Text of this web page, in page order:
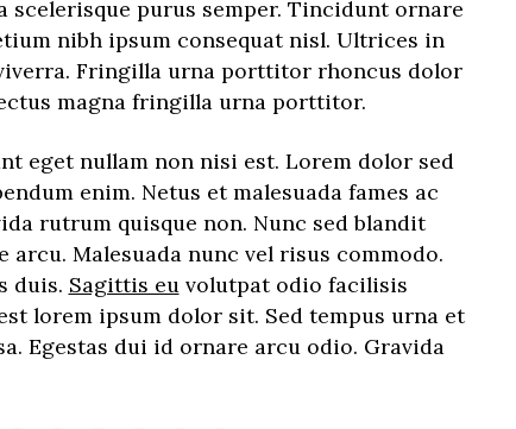
purus semper. Tincidunt ornare
nibh ipsum consequat nisl. Ultrices in
Fringilla urna porttitor rhoncus dolor
magna fringilla urna porttitor.
eget nullam non nisi est. Lorem dolor sed
enim. Netus et malesuada fames ac
rutrum quisque non. Nunc sed blandit
Malesuada nunc vel risus commodo.
duis. Sagittis eu volutpat odio facilisis
lorem ipsum dolor sit. Sed tempus urna et
Egestas dui id ornare arcu odio. Gravida